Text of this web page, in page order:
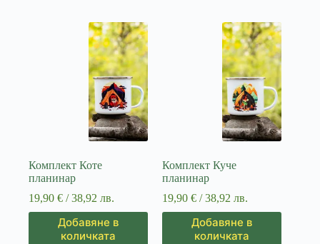
Комплект Коте
планинар
19,90 € / 38,92 лв.
Добавяне в
количката
Комплект Куче
планинар
19,90€ / 38,92 лв.
Добавяне в
количката